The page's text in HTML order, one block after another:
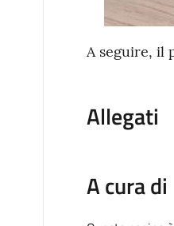
A seguire, il
Allegati
A cura di